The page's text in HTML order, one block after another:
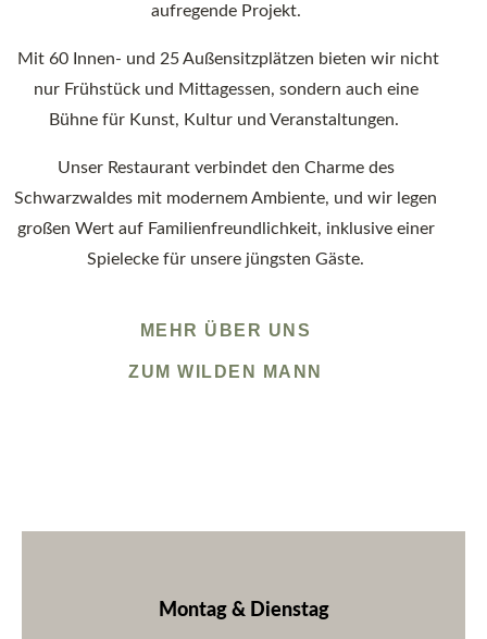
aufregende Projekt.
Mit 60 Innen- und 25 Außensitzplätzen bieten wir nicht
nur Frühstück und Mittagessen, sondern auch eine
Bühne für Kunst, Kultur und Veranstaltungen.
Unser Restaurant verbindet den Charme des
Schwarzwaldes mit modernem Ambiente, und wir legen
großen Wert auf Familienfreundlichkeit, inklusive einer
Spielecke für unsere jüngsten Gäste.
MEHR ÜBER UNS
ZUM WILDEN MANN
Montag & Dienstag